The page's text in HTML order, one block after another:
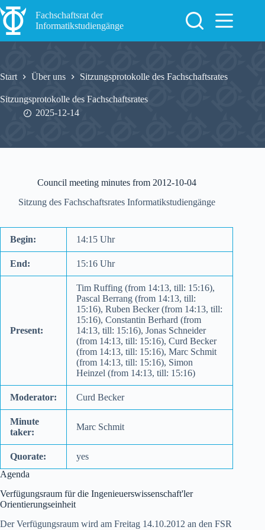
Zum
Inhalt
springen
Fachschaftsrat der
Informatikstudiengänge
Start Über uns Sitzungsprotokolle des Fachschaftsrates
Sitzungsprotokolle des Fachschaftsrates
2025-12-14
Council meeting minutes from 2012-10-04
Sitzung des Fachschaftsrates Informatikstudiengänge
Begin: 14:15 Uhr
End: 15:16 Uhr
Present:
Tim Ruffing (from 14:13, till: 15:16),
Pascal Berrang (from 14:13, till:
15:16), Ruben Becker (from 14:13, till:
15:16), Constantin Berhard (from
14:13, till: 15:16), Jonas Schneider
(from 14:13, till: 15:16), Curd Becker
(from 14:13, till: 15:16), Marc Schmit
(from 14:13, till: 15:16), Simon
Heinzel (from 14:13, till: 15:16)
Moderator: Curd Becker
Minute
taker:
Marc Schmit
Quorate:
yes
Agenda
Verfügungsraum für die Ingenieuerswissenschaft'ler
Orientierungseinheit
Der Verfügungsraum wird am Freitag 14.10.2012 an den FSR